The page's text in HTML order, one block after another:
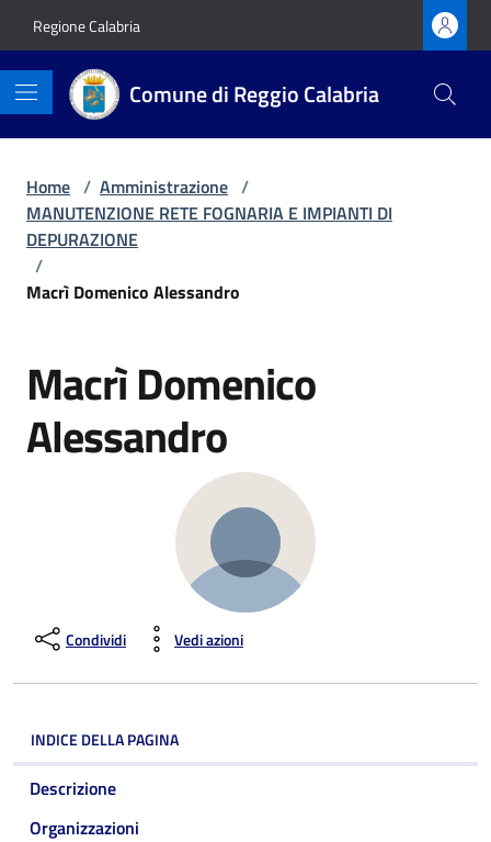
Regione Calabria
Comune di Reggio Calabria
Home / Amministrazione /
MANUTENZIONE RETE FOGNARIA E IMPIANTI DI
DEPURAZIONE
/
Macrì Domenico Alessandro
Macrì Domenico
Alessandro
Condividi Vedi azioni
INDICE DELLA PAGINA
Descrizione
Organizzazioni